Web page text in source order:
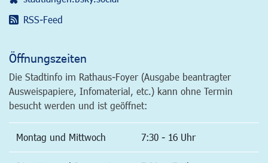
RSS-Feed
Öffnungszeiten
Die Stadtinfo im Rathaus-Foyer (Ausgabe beantragter
Ausweispapiere, Infomaterial, etc.) kann ohne Termin
besucht werden und ist geöffnet:
Montag und Mittwoch 7:30 - 16 Uhr